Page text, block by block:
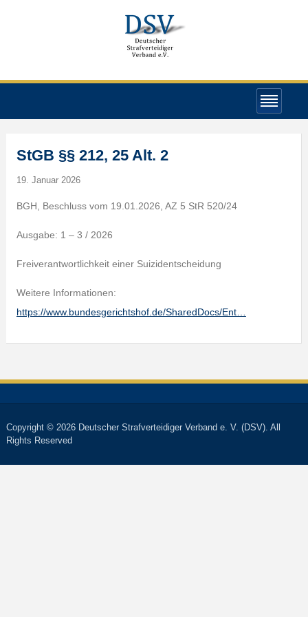
StGB §§ 212, 25 Alt. 2
19. Januar 2026
BGH, Beschluss vom 19.01.2026, AZ 5 StR 520/24
Ausgabe: 1 – 3 / 2026
Freiverantwortlichkeit einer Suizidentscheidung
Weitere Informationen:
https://www.bundesgerichtshof.de/SharedDocs/Ent…
Copyright © 2026 Deutscher Strafverteidiger Verband e. V. (DSV). All
Rights Reserved